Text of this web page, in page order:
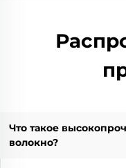
Что такое
волокно?